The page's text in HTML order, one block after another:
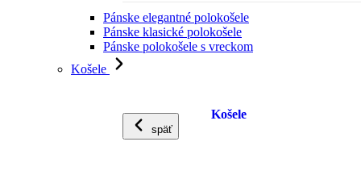
Pánske elegantné polokošele
Pánske klasické polokošele
Pánske polokošele s vreckom
Košele
späť
Košele